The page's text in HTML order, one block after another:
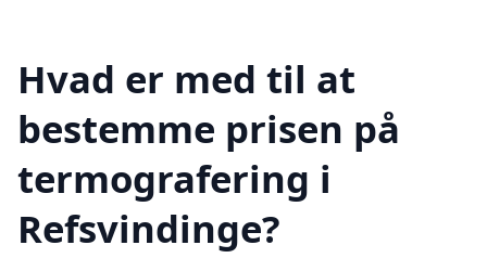
Hvad er med til at
bestemme prisen på
termografering i
Refsvindinge?